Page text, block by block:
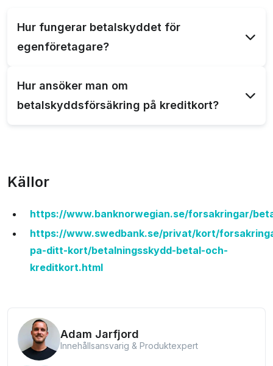
Hur fungerar betalskyddet för
egenföretagare?
täcka kostnader för att täcka förlorad inkomst.
Hur ansöker man om
betalskyddsförsäkring på kreditkort?
hemsida. Du kan också behöva fylla i en blankett
Källor
https://www.banknorwegian.se/forsakringar/
https://www.swedbank.se/privat/kort/
pa-ditt-kort/betalningsskydd-betal-och-
kreditkort.html
Adam Jarfjord
Innehållsansvarig & Produktexpert